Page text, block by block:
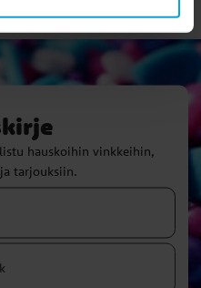
hauskoihin vinkkeihin,
tarjouksiin.